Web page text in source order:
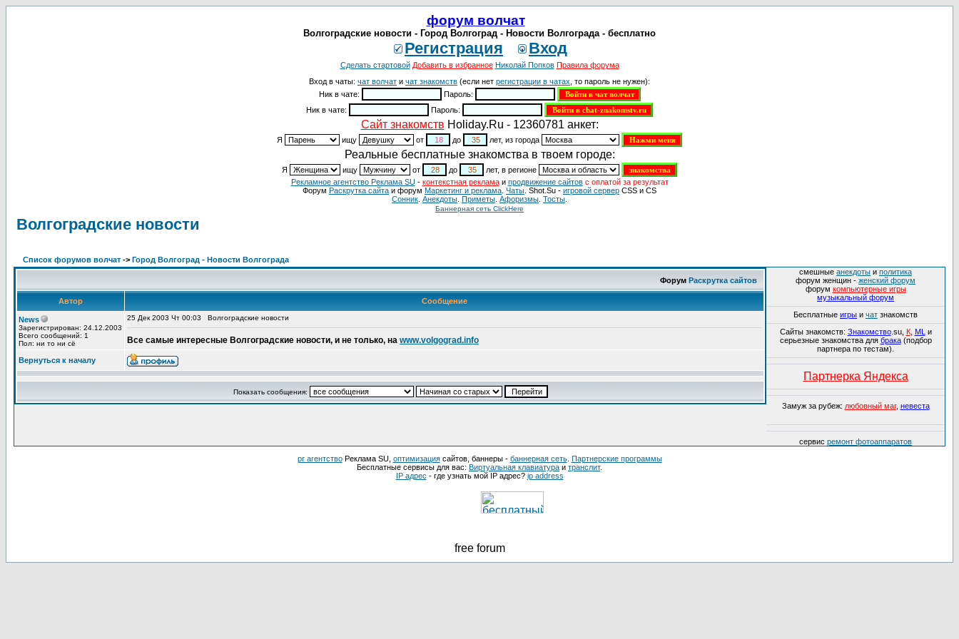
форум волчат
Волгоградские новости - Город Волгоград - Новости Волгограда - бесплатно
Регистрация Вход
Сделать стартовой Добавить в избранное Николай Попков Правила форума
Вход в чаты: чат волчат и чат знакомств (если нет регистрации в чатах , то пароль не нужен):
Ник в чате:
Пароль:
Ник в чате:
Пароль:
Cайт знакомств Holiday.Ru - 12360781 анкет:
Я ищу от до лет, из города
Реальные бесплатные знакомства в твоем городе:
Я ищу от до
лет, в регионе
Рекламное агентство Реклама SU- контекстная рекламаи продвижение сайтов с оплатой за результат
Форум Раскрутка сайта и форум Маркетинг и реклама Чаты . Shot.Su - игровой сервер CSS и CS
Сонник Анекдоты Приметы Aфоризмы Тосты
Баннерная сеть ClickHere
Волгоградские новости
Список форумов волчат -> Город Волгоград - Новости Волгограда
Форум Раскрутка сайтов
Автор Сообщение
News
Зарегистрирован: 24.12.2003
Всего сообщений: 1
Пол: ни то ни сё
25 Дек 2003 Чт 00:03 Волгоградские новости
Все самые интересные Волгоградские новости, и не только, на www.volgograd.info
Вернуться к началу
Показать сообщения:
смешные анекдоты и политика
форум женщин - женский форум
форум компьютерные игры
музыкальный форум
Бесплатные игры и чат знакомств
Сайты знакомств: Знакомство.su, К, ML и
серьезные знакомства для брака(подбор
партнера по тестам).
Партнерка Яндекса
Замуж за рубеж: любовный маг, невеста
сервис ремонт фотоаппаратов
pr агентствоРеклама SU, оптимизациясайтов, баннеры - баннерная сеть. Партнерские программы
Бесплатные сервисы для вас: Виртуальная клавиатура и транслит.
IP адрес - где узнать мой IP адрес? ip address
free forum